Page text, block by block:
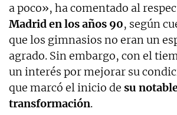
a poco», ha comentado al
Madrid en los años 90, según
que los gimnasios no eran un
agrado. Sin embargo, con el
un interés por mejorar su
que marcó el inicio de su
transformación.